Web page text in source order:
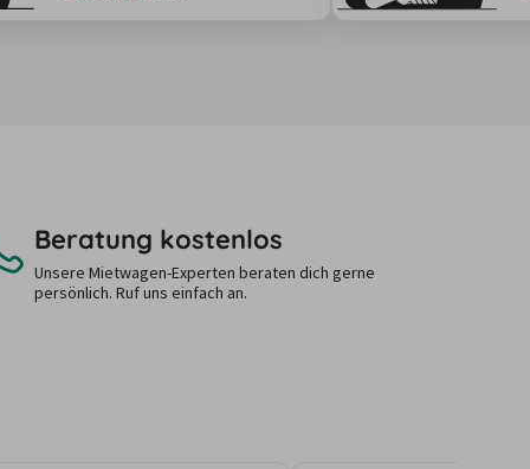
Beratung kostenlos
Unsere Mietwagen-Experten beraten dich gerne
persönlich. Ruf uns einfach an.